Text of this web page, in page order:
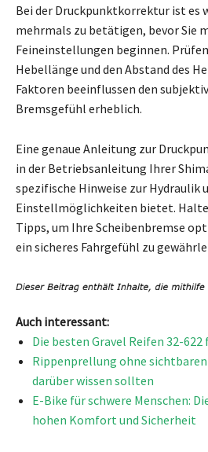
Bei der Druckpunktkorrektur ist es
mehrmals zu betätigen, bevor Sie
Feineinstellungen beginnen. Prüfen
Hebellänge und den Abstand des
Faktoren beeinflussen den
Bremsgefühl erheblich.
Eine genaue Anleitung zur
in der Betriebsanleitung Ihrer
spezifische Hinweise zur Hydraulik
Einstellmöglichkeiten bietet.
Tipps, um Ihre Scheibenbremse
ein sicheres Fahrgefühl zu
Auch interessant:
Die besten Gravel Reifen 32-622
Rippenprellung ohne sichtbaren
darüber wissen sollten
E-Bike für schwere Menschen:
hohen Komfort und Sicherheit